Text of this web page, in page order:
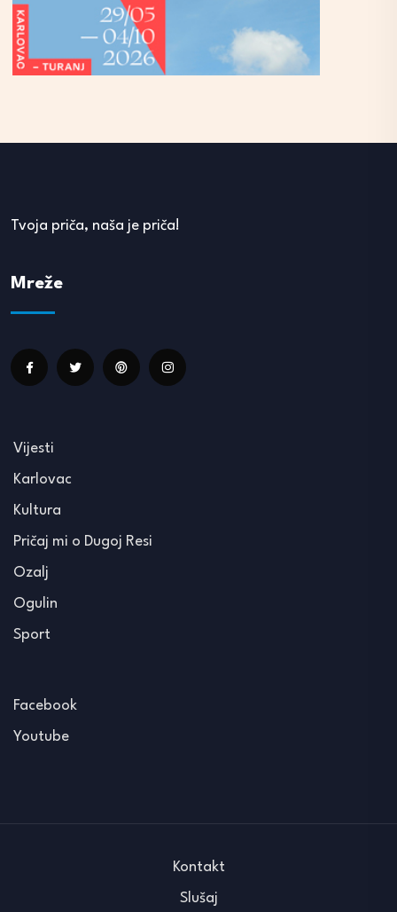
Tvoja priča, naša je priča!
Mreže
Vijesti
Karlovac
Kultura
Pričaj mi o Dugoj Resi
Ozalj
Ogulin
Sport
Facebook
Youtube
Kontakt
Slušaj